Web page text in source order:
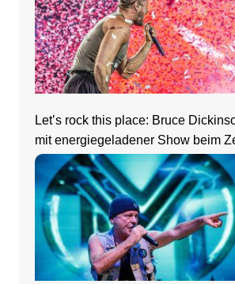
Let’s rock this place: Bruce
mit energiegeladener Show beim
Rhein-Neckar